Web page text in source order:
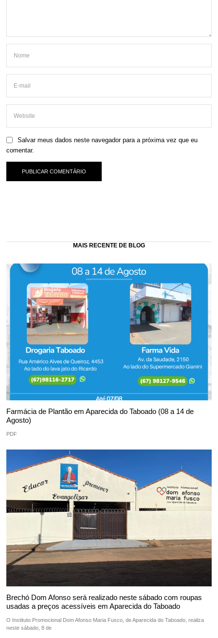
Salvar meus dados neste navegador para a próxima vez que eu
comentar.
MAIS RECENTE DE BLOG
Farmácia de Plantão em Aparecida do Taboado (08 a 14 de
Agosto)
PDF
Brechó Dom Afonso será realizado neste sábado com roupas
usadas a preços acessíveis em Aparecida do Taboado
O Instituto Promocional Dom Afonso Maria Fusco, de Aparecida do Taboado, realiza
neste sábado, 8 de